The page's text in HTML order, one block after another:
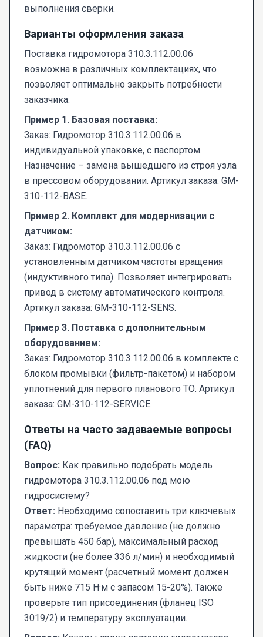
выполнения сверки.
Варианты оформления заказа
Поставка гидромотора 310.3.112.00.06
возможна в различных комплектациях, что
позволяет оптимально закрыть потребности
заказчика.
Пример 1. Базовая поставка:
Заказ: Гидромотор 310.3.112.00.06 в
индивидуальной упаковке, с паспортом.
Назначение – замена вышедшего из строя узла
в прессовом оборудовании. Артикул заказа: GM-
310-112-BASE.
Пример 2. Комплект для модернизации с
датчиком:
Заказ: Гидромотор 310.3.112.00.06 с
установленным датчиком частоты вращения
(индуктивного типа). Позволяет интегрировать
привод в систему автоматического контроля.
Артикул заказа: GM-310-112-SENS.
Пример 3. Поставка с дополнительным
оборудованием:
Заказ: Гидромотор 310.3.112.00.06 в комплекте с
блоком промывки (фильтр-пакетом) и набором
уплотнений для первого планового ТО. Артикул
заказа: GM-310-112-SERVICE.
Ответы на часто задаваемые вопросы
(FAQ)
Вопрос: Как правильно подобрать модель
гидромотора 310.3.112.00.06 под мою
гидросистему?
Ответ: Необходимо сопоставить три ключевых
параметра: требуемое давление (не должно
превышать 450 бар), максимальный расход
жидкости (не более 336 л/мин) и необходимый
крутящий момент (расчетный момент должен
быть ниже 715 Н·м с запасом 15-20%). Также
проверьте тип присоединения (фланец ISO
3019/2) и температуру эксплуатации.